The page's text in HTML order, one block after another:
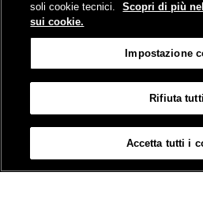
Protezione dati
Informativa sui Cookies
soli cookie tecnici.
Scopri di più
sui cookie.
Impostazione
Rifiuta tutti
Accetta tutti i